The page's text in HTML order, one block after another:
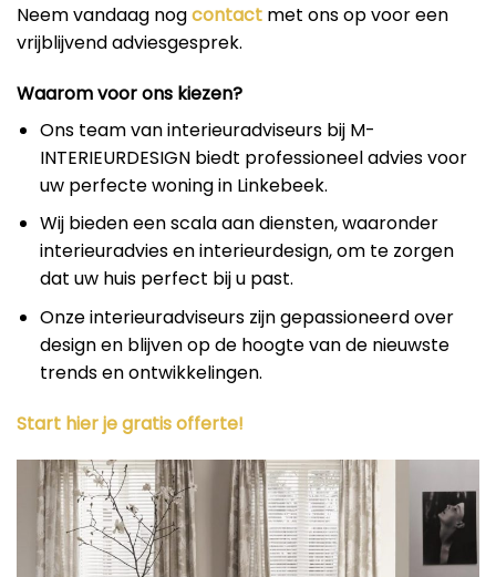
Neem vandaag nogcontact met ons op voor een
vrijblijvend adviesgesprek.
Waarom voor ons kiezen?
Ons team van interieuradviseurs bij M-
INTERIEURDESIGN biedt professioneel advies voor
uw perfecte woning in Linkebeek.
Wij bieden een scala aan diensten, waaronder
interieuradvies en interieurdesign, om te zorgen
dat uw huis perfect bij u past.
Onze interieuradviseurs zijn gepassioneerd over
design en blijven op de hoogte van de nieuwste
trends en ontwikkelingen.
Start hier je gratis offerte!